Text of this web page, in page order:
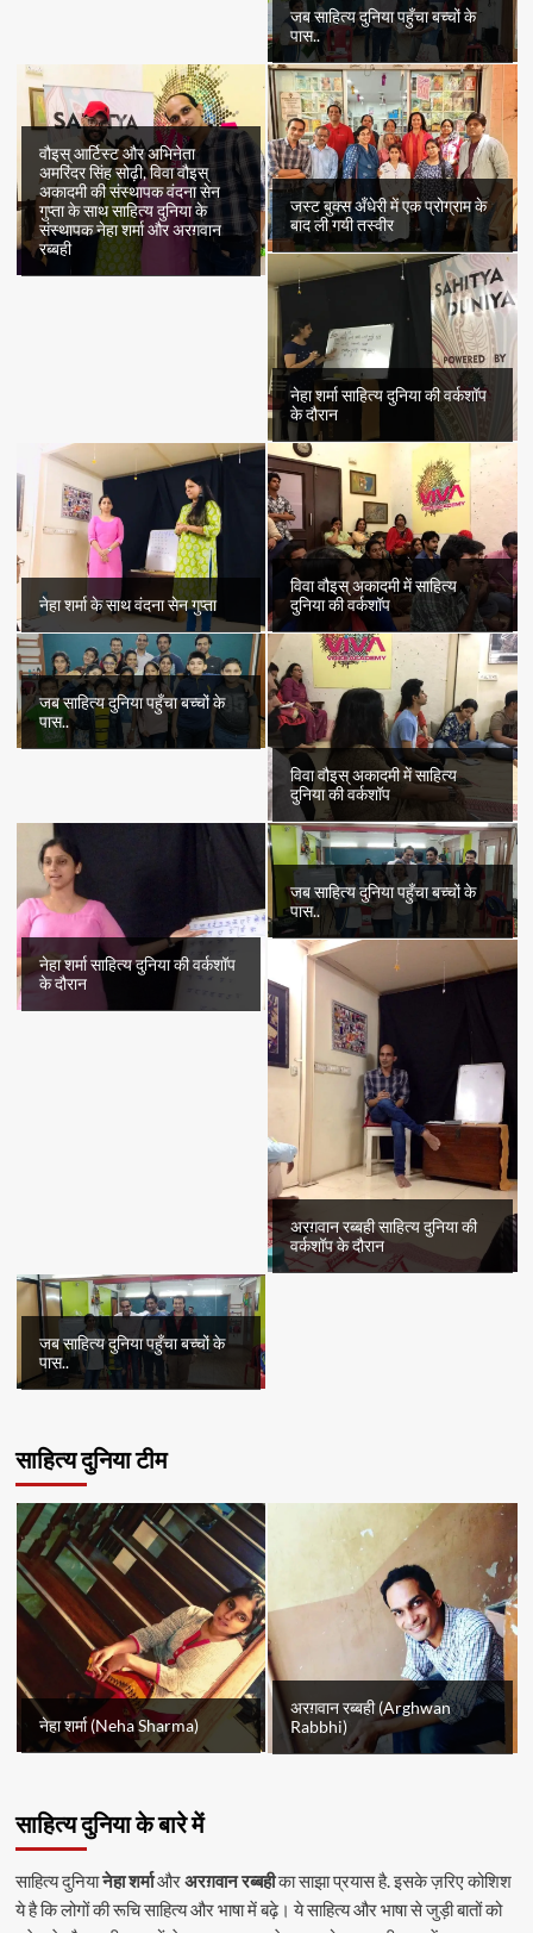
जब साहित्य दुनिया पहुँचा बच्चों के
पास..
वौइस् आर्टिस्ट और अभिनेता
अमरिंदर सिंह सोढ़ी, विवा वौइस्
अकादमी की संस्थापक वंदना सेन
गुप्ता के साथ साहित्य दुनिया के
संस्थापक नेहा शर्मा और अरग़वान
रब्बही
जस्ट बुक्स अँधेरी में एक प्रोग्राम के
बाद ली गयी तस्वीर
नेहा शर्मा साहित्य दुनिया की वर्कशॉप
के दौरान
नेहा शर्मा के साथ वंदना सेन गुप्ता
विवा वौइस् अकादमी में साहित्य
दुनिया की वर्कशॉप
जब साहित्य दुनिया पहुँचा बच्चों के
पास..
विवा वौइस् अकादमी में साहित्य
दुनिया की वर्कशॉप
नेहा शर्मा साहित्य दुनिया की वर्कशॉप
के दौरान
जब साहित्य दुनिया पहुँचा बच्चों के
पास..
अरग़वान रब्बही साहित्य दुनिया की
वर्कशॉप के दौरान
जब साहित्य दुनिया पहुँचा बच्चों के
पास..
साहित्य दुनिया टीम
नेहा शर्मा (Neha Sharma)
अरग़वान रब्बही (Arghwan
Rabbhi)
साहित्य दुनिया के बारे में
साहित्य दुनियानेहा शर्माऔरअरग़वान रब्बहीका साझा प्रयास है. इसके ज़रिए कोशिश
ये है कि लोगों की रूचि साहित्य और भाषा में बढ़े। ये साहित्य और भाषा से जुड़ी बातों को